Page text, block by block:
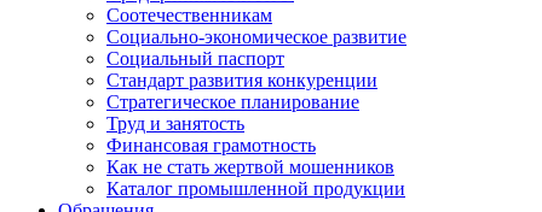
Соотечественникам
Социально-экономическое развитие
Социальный паспорт
Стандарт развития конкуренции
Стратегическое планирование
Труд и занятость
Финансовая грамотность
Как не стать жертвой мошенников
Каталог промышленной продукции